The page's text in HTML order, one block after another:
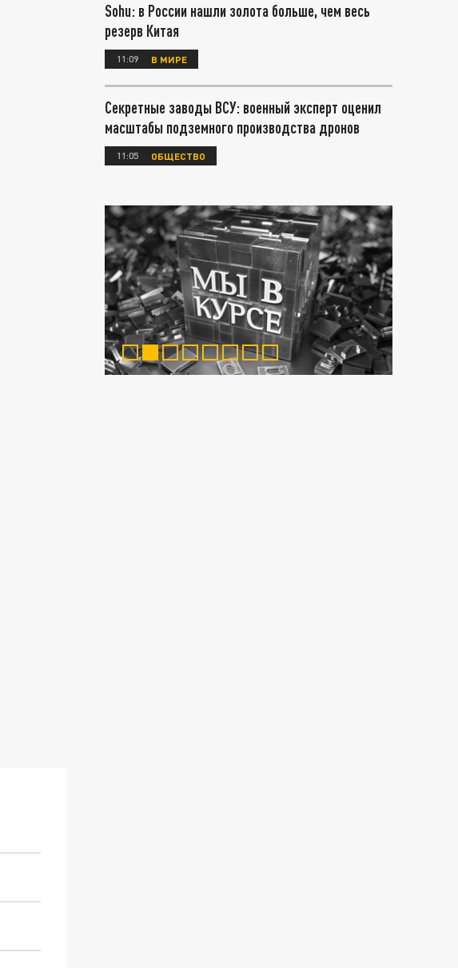
Sohu: в России нашли золота больше, чем весь
резерв Китая
11:09 В МИРЕ
Секретные заводы ВСУ: военный эксперт оценил
масштабы подземного производства дронов
11:05 ОБЩЕСТВО